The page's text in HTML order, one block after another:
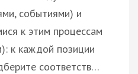
событиями) и
к этим процессам
к каждой позиции
соответств…